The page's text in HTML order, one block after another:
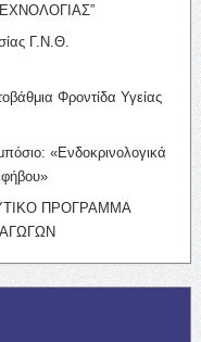
Γ.Ν.Θ.
Φροντίδα Υγείας
«Ενδοκρινολογικά
ΠΡΟΓΡΑΜΜΑ